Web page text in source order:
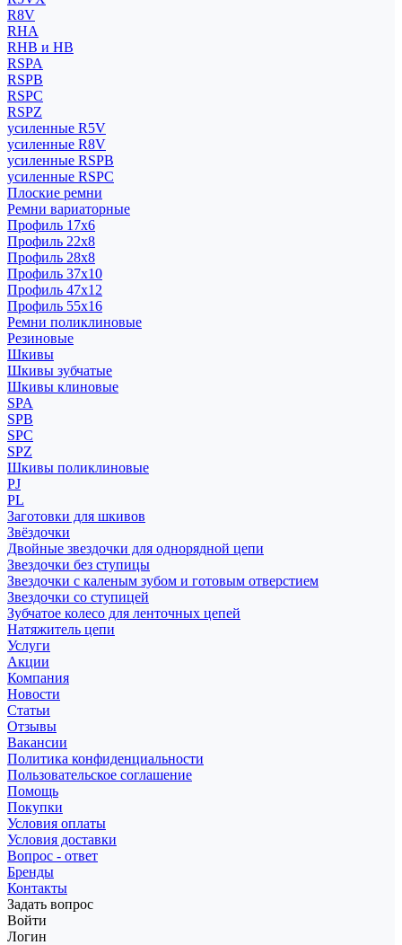
R8V
RHA
RHB и HB
RSPA
RSPB
RSPC
RSPZ
усиленные R5V
усиленные R8V
усиленные RSPB
усиленные RSPC
Плоские ремни
Ремни вариаторные
Профиль 17x6
Профиль 22x8
Профиль 28x8
Профиль 37x10
Профиль 47x12
Профиль 55x16
Ремни поликлиновые
Резиновые
Шкивы
Шкивы зубчатые
Шкивы клиновые
SPA
SPB
SPC
SPZ
Шкивы поликлиновые
PJ
PL
Заготовки для шкивов
Звёздочки
Двойные звездочки для однорядной цепи
Звездочки без ступицы
Звездочки с каленым зубом и готовым отверстием
Звездочки со ступицей
Зубчатое колесо для ленточных цепей
Натяжитель цепи
Услуги
Акции
Компания
Новости
Статьи
Отзывы
Вакансии
Политика конфиденциальности
Пользовательское соглашение
Помощь
Покупки
Условия оплаты
Условия доставки
Вопрос - ответ
Бренды
Контакты
Задать вопрос
Войти
Логин